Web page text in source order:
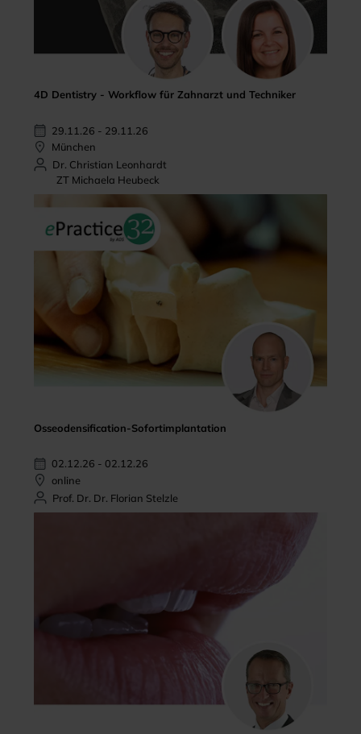
4D Dentistry - Workflow für Zahnarzt und Techniker
29.11.26 - 29.11.26
München
Dr. Christian Leonhardt
ZT Michaela Heubeck
Osseodensification-Sofortimplantation
02.12.26 - 02.12.26
online
Prof. Dr. Dr. Florian Stelzle